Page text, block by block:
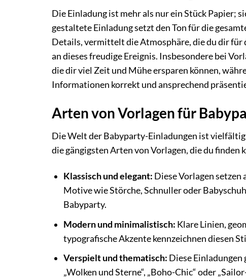
Die Einladung ist mehr als nur ein Stück Papier;
gestaltete Einladung setzt den Ton für die
Details, vermittelt die Atmosphäre, die du dir für
an dieses freudige Ereignis. Insbesondere bei
die dir viel Zeit und Mühe ersparen können,
Informationen korrekt und ansprechend
Arten von Vorlagen für
Die Welt der Babyparty-Einladungen ist
die gängigsten Arten von Vorlagen, die du finden
Klassisch und elegant: Diese Vorlagen
Motive wie Störche, Schnuller oder
Babyparty.
Modern und minimalistisch: Klare Linien,
typografische Akzente kennzeichnen diesen
Verspielt und thematisch: Diese Einladungen
„Wolken und Sterne“, „Boho-Chic“ oder